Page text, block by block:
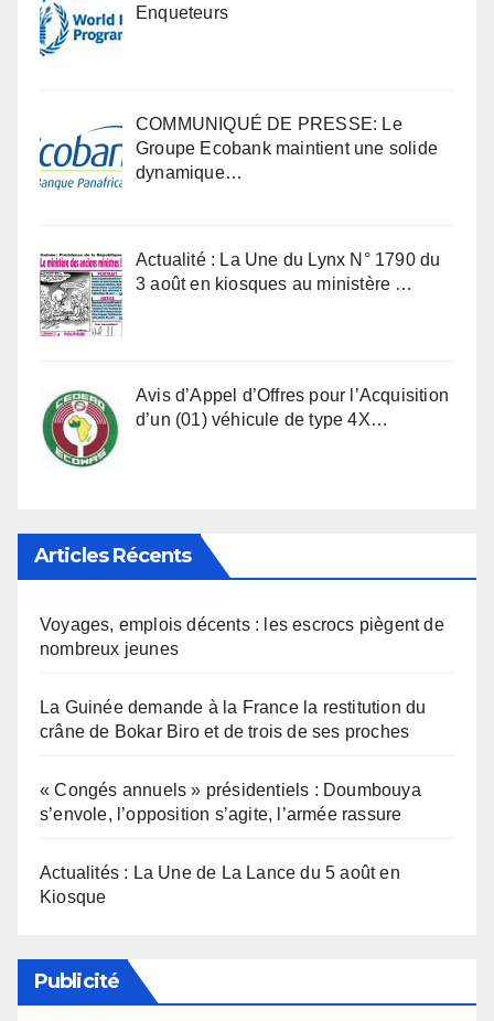
Enqueteurs
COMMUNIQUÉ DE PRESSE: Le
Groupe Ecobank maintient une solide
dynamique…
Actualité : La Une du Lynx N° 1790 du
3 août en kiosques au ministère …
Avis d’Appel d’Offres pour l’Acquisition
d’un (01) véhicule de type 4X…
Articles Récents
Voyages, emplois décents : les escrocs piègent de
nombreux jeunes
La Guinée demande à la France la restitution du
crâne de Bokar Biro et de trois de ses proches
« Congés annuels » présidentiels : Doumbouya
s’envole, l’opposition s’agite, l’armée rassure
Actualités : La Une de La Lance du 5 août en
Kiosque
Publicité